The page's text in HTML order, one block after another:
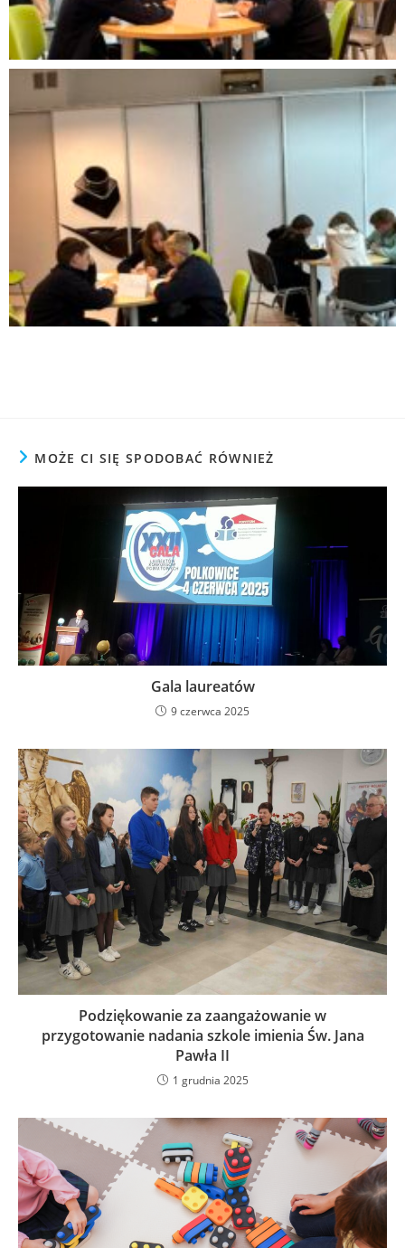
MOŻE CI SIĘ SPODOBAĆ RÓWNIEŻ
Gala laureatów
9 czerwca 2025
Podziękowanie za zaangażowanie w
przygotowanie nadania szkole imienia Św. Jana
Pawła II
1 grudnia 2025